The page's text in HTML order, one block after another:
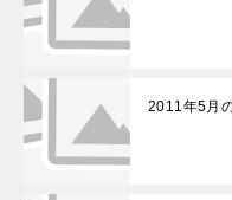
2011年5月